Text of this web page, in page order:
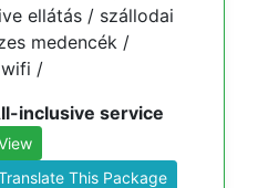
ellátás / szállodai
medencék /
wifi /
inclusive service
This Package